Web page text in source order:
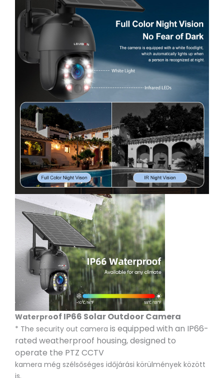
Waterproof IP66 Solar Outdoor Camera
* The security out camera is equipped with an IP66-
rated weatherproof housing, designed to
operate the PTZ CCTV
kamera még szélsőséges időjárási körülmények között